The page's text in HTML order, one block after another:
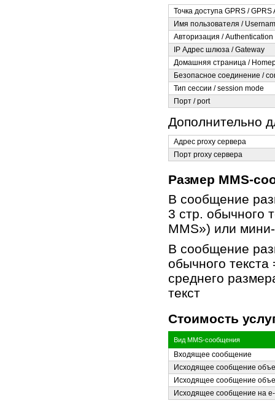
Точка доступа GPRS / GPRS
Имя пользователя /
Авторизация / Authentication
IP Адрес шлюза / Gateway
Домашняя страница /
Безопасное соединение /
Тип сессии / session mode
Порт / port
Дополнительно
Адрес proxy сервера
Порт proxy сервера
Размер MMS-
В сообщение
3 стр. обычного
MMS») или
В сообщение
обычного
среднего
текст
Стоимость
Вид MMS-сообщения
Входящее сообщение
Исходящее сообщение
Исходящее сообщение
Исходящее сообщение на